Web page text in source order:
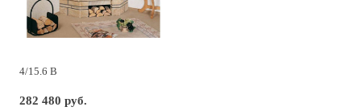
4/15.6 B
282 480 руб.